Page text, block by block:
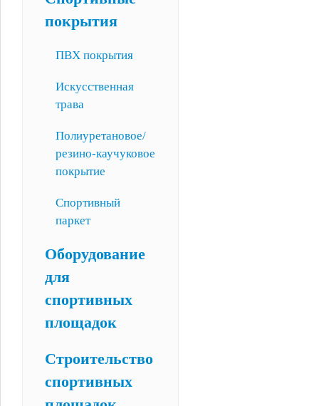
покрытия
ПВХ покрытия
Искусственная
трава
Полиуретановое/
резино-каучуковое
покрытие
Спортивный
паркет
Оборудование
для
спортивных
площадок
Строительство
спортивных